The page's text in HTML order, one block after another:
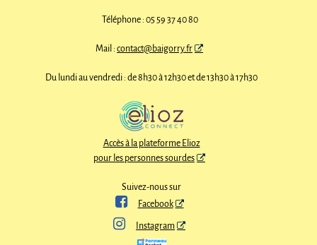
Téléphone : 05 59 37 40 80
Mail :contact@baigorry.fr
Du lundi au vendredi : de 8h30 à 12h30 et de 13h30 à 17h30
Accès à la plateforme Elioz
pour les personnes sourdes
Suivez-nous sur
 Facebook
 Instagram